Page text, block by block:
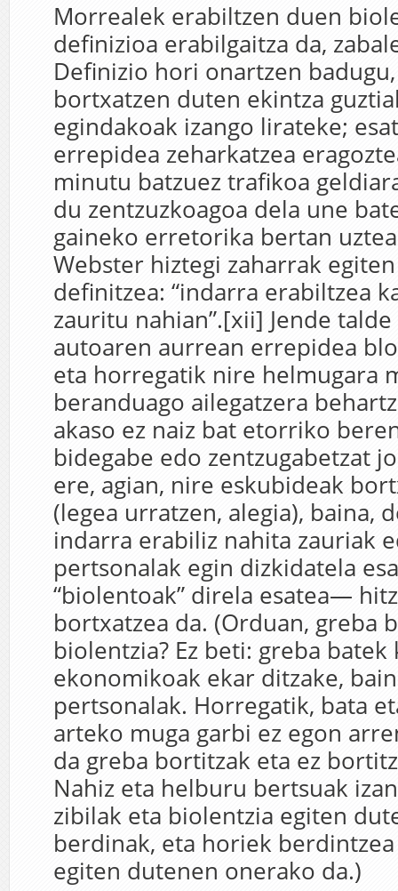
Morrealek erabiltzen duen
definizioa erabilgaitza da,
Definizio hori onartzen
bortxatzen duten ekintza
egindakoak izango lirateke;
errepidea zeharkatzea
minutu batzuez trafikoa
du zentzuzkoagoa dela une
gaineko erretorika bertan
Webster hiztegi zaharrak
definitzea: “indarra erabiltzea
zauritu nahian”.[xii] Jende
autoaren aurrean errepidea
eta horregatik nire helmugara
beranduago ailegatzera
akaso ez naiz bat etorriko
bidegabe edo zentzugabetzat
ere, agian, nire eskubideak
(legea urratzen, alegia), baina,
indarra erabiliz nahita zauriak
pertsonalak egin dizkidatela
“biolentoak” direla esatea—
bortxatzea da. (Orduan, greba
biolentzia? Ez beti: greba batek
ekonomikoak ekar ditzake,
pertsonalak. Horregatik, bata
arteko muga garbi ez egon
da greba bortitzak eta ez
Nahiz eta helburu bertsuak
zibilak eta biolentzia egiten
berdinak, eta horiek
egiten dutenen onerako da.)